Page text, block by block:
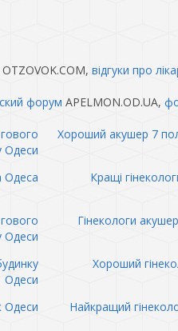
відгуки про
форум APELMON.OD.UA,
Одеси
Хороший акушер 7
Одеса
Кращі
Одеси
Гінекологи
Одеси
Хороший
Одеси
Найкращий